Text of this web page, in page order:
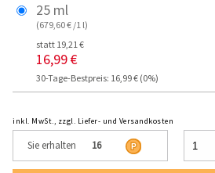
25 ml
(679,60 € /1 l)
statt 19,21 €
16,99 €
30-Tage-Bestpreis: 16,99 € (0%)
inkl. MwSt., zzgl. Liefer- und Versandkosten
Sie erhalten 16